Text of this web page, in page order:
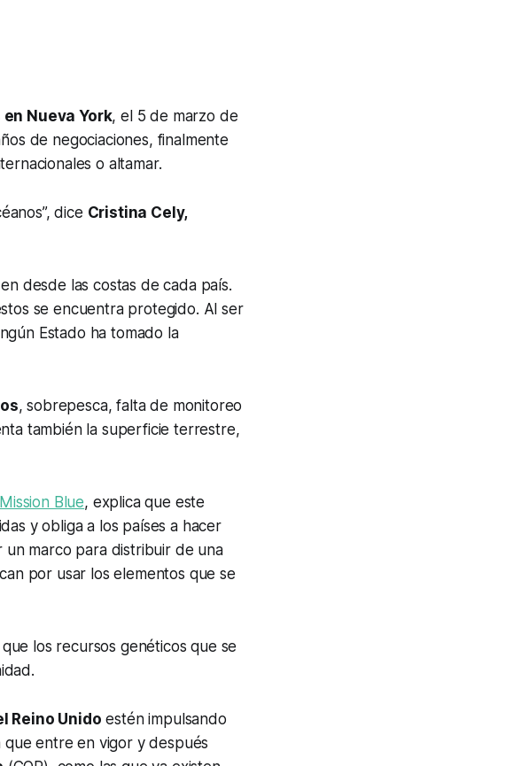
Nueva York, el 5 de marzo de
de negociaciones, finalmente
o altamar.
dice Cristina Cely,
desde las costas de cada país.
se encuentra protegido. Al ser
Estado ha tomado la
, sobrepesca, falta de monitoreo
también la superficie terrestre,
Mission Blue, explica que este
y obliga a los países a hacer
un marco para distribuir de una
por usar los elementos que se
los recursos genéticos que se
Reino Unido estén impulsando
entre en vigor y después